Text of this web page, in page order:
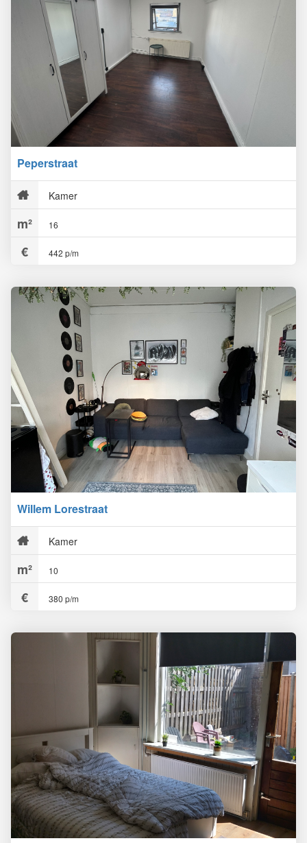
Peperstraat
Kamer
16
442 p/m
Willem Lorestraat
Kamer
10
380 p/m